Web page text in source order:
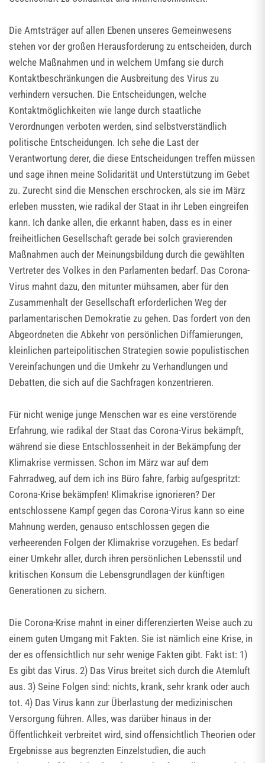
Die Amtsträger auf allen Ebenen unseres Gemeinwesens
stehen vor der großen Herausforderung zu entscheiden, durch
welche Maßnahmen und in welchem Umfang sie durch
Kontaktbeschränkungen die Ausbreitung des Virus zu
verhindern versuchen. Die Entscheidungen, welche
Kontaktmöglichkeiten wie lange durch staatliche
Verordnungen verboten werden, sind selbstverständlich
politische Entscheidungen. Ich sehe die Last der
Verantwortung derer, die diese Entscheidungen treffen müssen
und sage ihnen meine Solidarität und Unterstützung im Gebet
zu. Zurecht sind die Menschen erschrocken, als sie im März
erleben mussten, wie radikal der Staat in ihr Leben eingreifen
kann. Ich danke allen, die erkannt haben, dass es in einer
freiheitlichen Gesellschaft gerade bei solch gravierenden
Maßnahmen auch der Meinungsbildung durch die gewählten
Vertreter des Volkes in den Parlamenten bedarf. Das Corona-
Virus mahnt dazu, den mitunter mühsamen, aber für den
Zusammenhalt der Gesellschaft erforderlichen Weg der
parlamentarischen Demokratie zu gehen. Das fordert von den
Abgeordneten die Abkehr von persönlichen Diffamierungen,
kleinlichen parteipolitischen Strategien sowie populistischen
Vereinfachungen und die Umkehr zu Verhandlungen und
Debatten, die sich auf die Sachfragen konzentrieren.
Für nicht wenige junge Menschen war es eine verstörende
Erfahrung, wie radikal der Staat das Corona-Virus bekämpft,
während sie diese Entschlossenheit in der Bekämpfung der
Klimakrise vermissen. Schon im März war auf dem
Fahrradweg, auf dem ich ins Büro fahre, farbig aufgespritzt:
Corona-Krise bekämpfen! Klimakrise ignorieren? Der
entschlossene Kampf gegen das Corona-Virus kann so eine
Mahnung werden, genauso entschlossen gegen die
verheerenden Folgen der Klimakrise vorzugehen. Es bedarf
einer Umkehr aller, durch ihren persönlichen Lebensstil und
kritischen Konsum die Lebensgrundlagen der künftigen
Generationen zu sichern.
Die Corona-Krise mahnt in einer differenzierten Weise auch zu
einem guten Umgang mit Fakten. Sie ist nämlich eine Krise, in
der es offensichtlich nur sehr wenige Fakten gibt. Fakt ist: 1)
Es gibt das Virus. 2) Das Virus breitet sich durch die Atemluft
aus. 3) Seine Folgen sind: nichts, krank, sehr krank oder auch
tot. 4) Das Virus kann zur Überlastung der medizinischen
Versorgung führen. Alles, was darüber hinaus in der
Öffentlichkeit verbreitet wird, sind offensichtlich Theorien oder
Ergebnisse aus begrenzten Einzelstudien, die auch